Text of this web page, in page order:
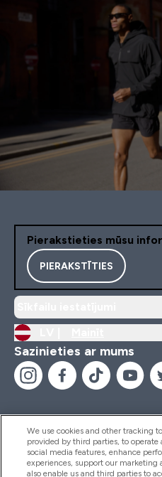
Pierakstieties mūsu
PIERAKSTĪTIES
Sazinieties ar mums
Palīdzība Un
We use cookies and other tracking
provided by third parties, to operate
social media features, enhance
experiences, support our marketing
also enable us and third parties to